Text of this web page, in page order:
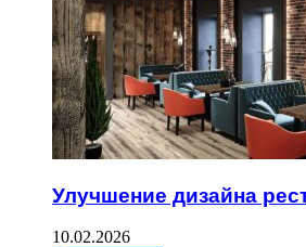
Улучшение дизайна
10.02.2026